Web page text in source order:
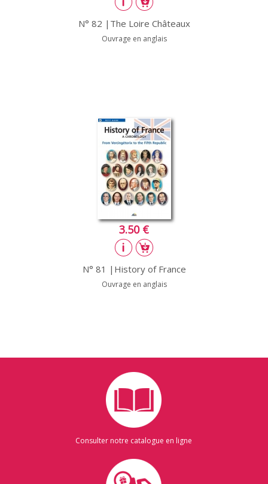
N° 82 |The Loire Châteaux
Ouvrage en anglais
3.50 €
N° 81 |History of France
Ouvrage en anglais
Consulter notre catalogue en ligne